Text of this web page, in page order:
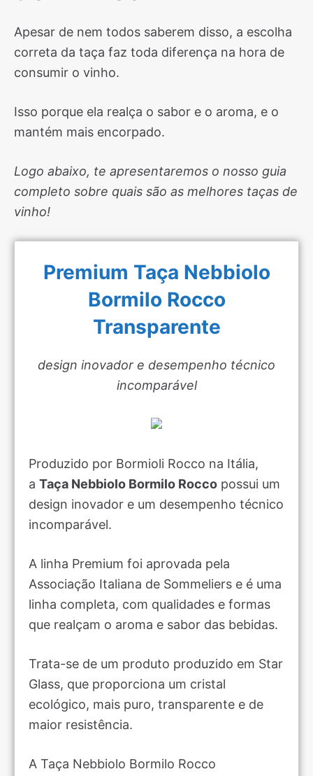
Apesar de nem todos saberem disso, a escolha
correta da taça faz toda diferença na hora de
consumir o vinho.
Isso porque ela realça o sabor e o aroma, e o
mantém mais encorpado.
Logo abaixo, te apresentaremos o nosso guia
completo sobre quais são as melhores taças de
vinho!
Premium Taça Nebbiolo
Bormilo Rocco
Transparente
design inovador e desempenho técnico
incomparável
Produzido por Bormioli Rocco na Itália,
a Taça Nebbiolo Bormilo Rocco possui um
design inovador e um desempenho técnico
incomparável.
A linha Premium foi aprovada pela
Associação Italiana de Sommeliers e é uma
linha completa, com qualidades e formas
que realçam o aroma e sabor das bebidas.
Trata-se de um produto produzido em Star
Glass, que proporciona um cristal
ecológico, mais puro, transparente e de
maior resistência.
A Taça Nebbiolo Bormilo Rocco